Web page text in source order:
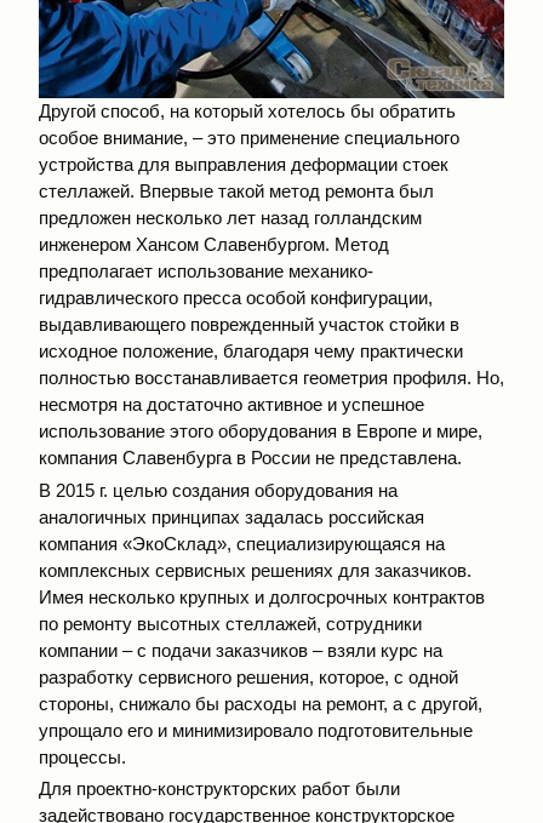
Другой способ, на который хотелось бы обратить
особое внимание, – это применение специального
устройства для выправления деформации стоек
стеллажей. Впервые такой метод ремонта был
предложен несколько лет назад голландским
инженером Хансом Славенбургом. Метод
предполагает использование механико-
гидравлического пресса особой конфигурации,
выдавливающего поврежденный участок стойки в
исходное положение, благодаря чему практически
полностью восстанавливается геометрия профиля. Но,
несмотря на достаточно активное и успешное
использование этого оборудования в Европе и мире,
компания Славенбурга в России не представлена.
В 2015 г. целью создания оборудования на
аналогичных принципах задалась российская
компания «ЭкоСклад», специализирующаяся на
комплексных сервисных решениях для заказчиков.
Имея несколько крупных и долгосрочных контрактов
по ремонту высотных стеллажей, сотрудники
компании – с подачи заказчиков – взяли курс на
разработку сервисного решения, которое, с одной
стороны, снижало бы расходы на ремонт, а с другой,
упрощало его и минимизировало подготовительные
процессы.
Для проектно-конструкторских работ были
задействовано государственное конструкторское